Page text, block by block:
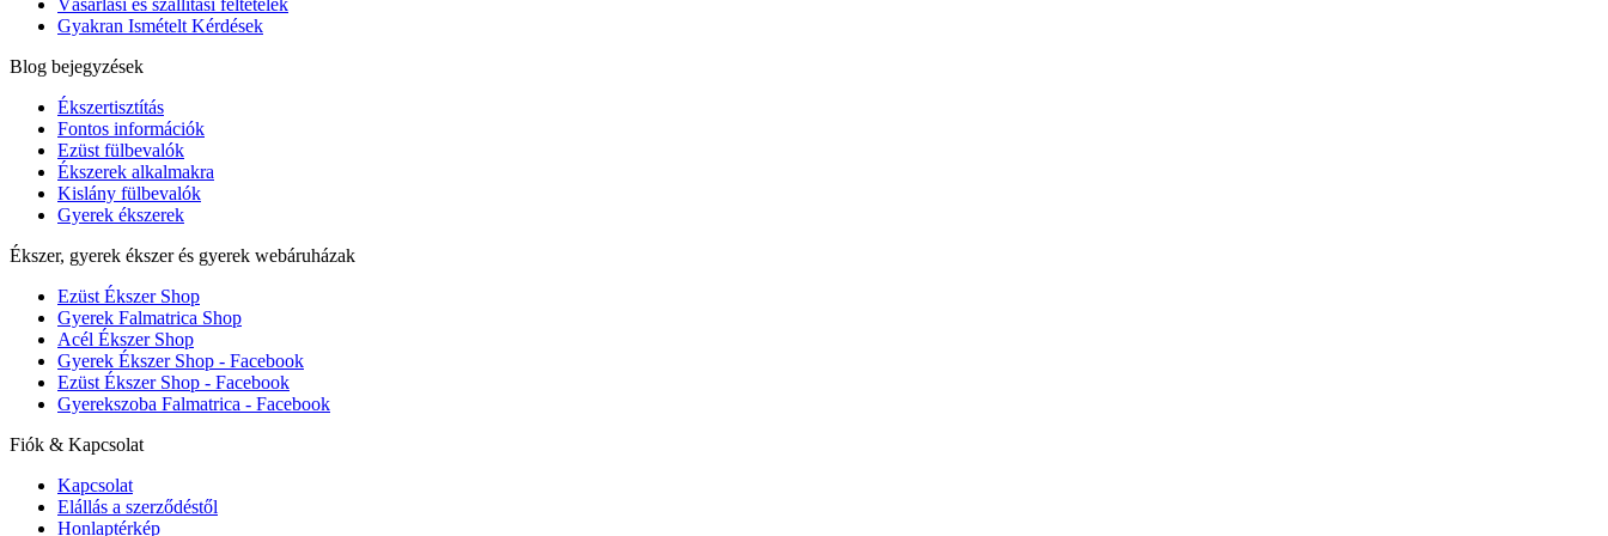
Gyakran Ismételt Kérdések
Blog bejegyzések
Ékszertisztítás
Fontos információk
Ezüst fülbevalók
Ékszerek alkalmakra
Kislány fülbevalók
Gyerek ékszerek
Ékszer, gyerek ékszer és gyerek webáruházak
Ezüst Ékszer Shop
Gyerek Falmatrica Shop
Acél Ékszer Shop
Gyerek Ékszer Shop - Facebook
Ezüst Ékszer Shop - Facebook
Gyerekszoba Falmatrica - Facebook
Fiók & Kapcsolat
Kapcsolat
Elállás a szerződéstől
Honlaptérkép